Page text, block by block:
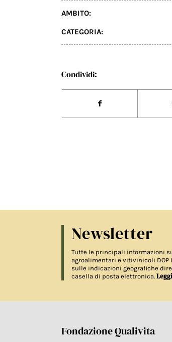
AMBITO:
CATEGORIA:
Condividi:
Newsletter
Tutte le principali informazioni
agroalimentari e vitivinicoli DOP
sulle indicazioni geografiche
casella di posta elettronica.
Fondazione Qualivita